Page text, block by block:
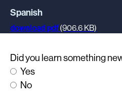
Spanish
download pdf (906.6 KB)
Did you learn something
Yes
No